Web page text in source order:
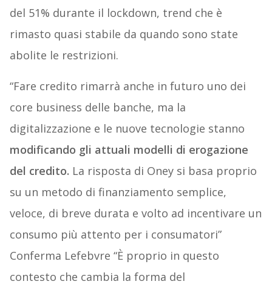
del 51% durante il lockdown, trend che è
rimasto quasi stabile da quando sono state
abolite le restrizioni.
“Fare credito rimarrà anche in futuro uno dei
core business delle banche, ma la
digitalizzazione e le nuove tecnologie stanno
modificando gli attuali modelli di erogazione
del credito. La risposta di Oney si basa proprio
su un metodo di finanziamento semplice,
veloce, di breve durata e volto ad incentivare un
consumo più attento per i consumatori”
Conferma Lefebvre “È proprio in questo
contesto che cambia la forma del